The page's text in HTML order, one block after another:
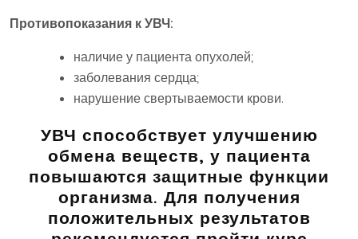
Противопоказания к УВЧ:
наличие у пациента опухолей;
заболевания сердца;
нарушение свертываемости крови.
УВЧ способствует улучшению
обмена веществ, у пациента
повышаются защитные функции
организма. Для получения
положительных результатов